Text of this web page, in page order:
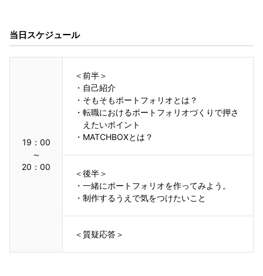
当日スケジュール
19：00
～
20：00
＜前半＞
・ 自己紹介
・ そもそもポートフォリオとは？
・ 転職におけるポートフォリオづくりで押さ
えたいポイント
・ MATCHBOXとは？
＜後半＞
・ 一緒にポートフォリオを作ってみよう。
・ 制作するうえで気をつけたいこと
＜質疑応答＞